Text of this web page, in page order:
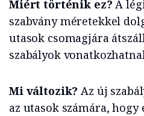
Miért történik ez? A
szabvány méretekkel
utasok csomagjára
szabályok
Mi változik? Az új
az utasok számára, hogy